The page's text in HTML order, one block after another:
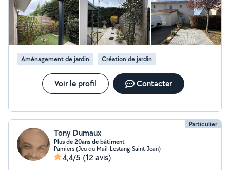
ne comprend que 50km autour de moi en périmètre et
seulement les catégories de jardinage et paysagisme.
Je ne pourrais malheureusement pas vous répondre.. si
cela ne rentre pas dans ces critères car l'application me
bloque .. Belle journée. Cordialement, Louis PUSSET
Aménagement de jardin Création de jardin
Voir le profil Contacter
Particulier
Tony Dumaux
Plus de 20ans de bâtiment
Pamiers (Jeu du Mail-Lestang-Saint-Jean)
4,4/5 (12 avis)